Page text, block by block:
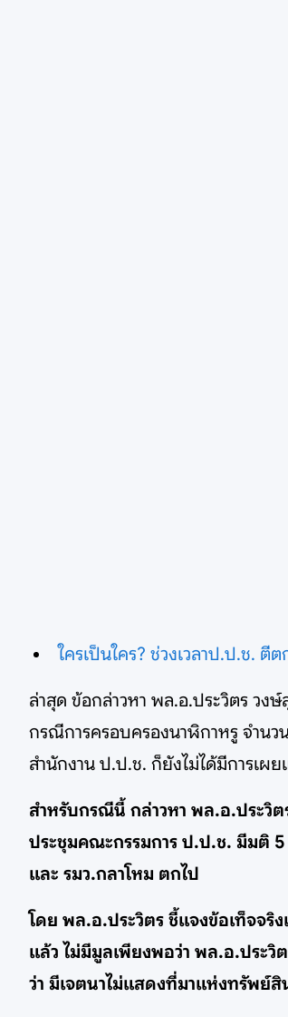
ใครเป็นใคร? ช่วงเวลาป.ป.ช.
ล่าสุด ข้อกล่าวหา พล.อ.ประวิตร วง
กรณีการครอบครองนาฬิกาหรู จำน
สำนักงาน ป.ป.ช. ก็ยังไม่ได้มีการเผ
สำหรับกรณีนี้ กล่าวหา พล.อ.ประวิต
ประชุมคณะกรรมการ ป.ป.ช. มีมติ
และ รมว.กลาโหม ตกไป
โดย พล.อ.ประวิตร ชี้แจงข้อเท็จจริ
แล้ว ไม่มีมูลเพียงพอว่า พล.อ.ประ
ว่า มีเจตนาไม่แสดงที่มาแห่งทรัพย์สิ